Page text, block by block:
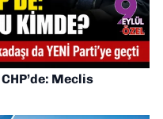
Meclis